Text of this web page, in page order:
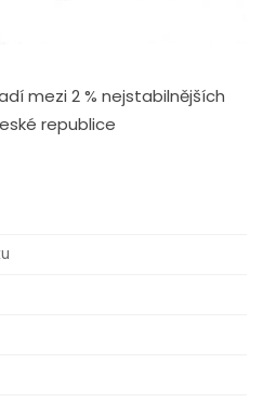
mezi 2 % nejstabilnějších
republice